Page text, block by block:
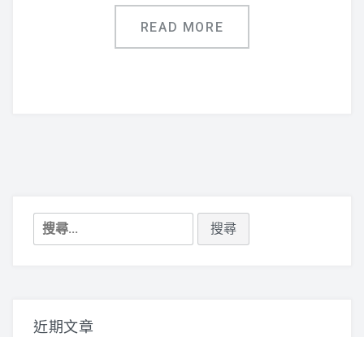
READ MORE
搜
尋
近期文章